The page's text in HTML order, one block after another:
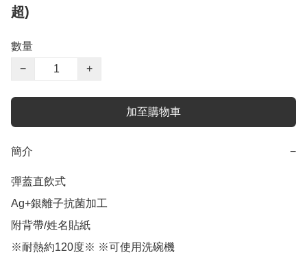
超)
數量
−
+
加至購物車
簡介 −
彈蓋直飲式
Ag+銀離子抗菌加工
附背帶/姓名貼紙
※耐熱約120度※ ※可使用洗碗機